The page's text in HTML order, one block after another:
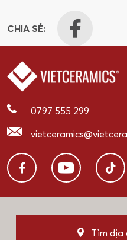
CHIA SẺ:
0797 555 299
Tìm địa